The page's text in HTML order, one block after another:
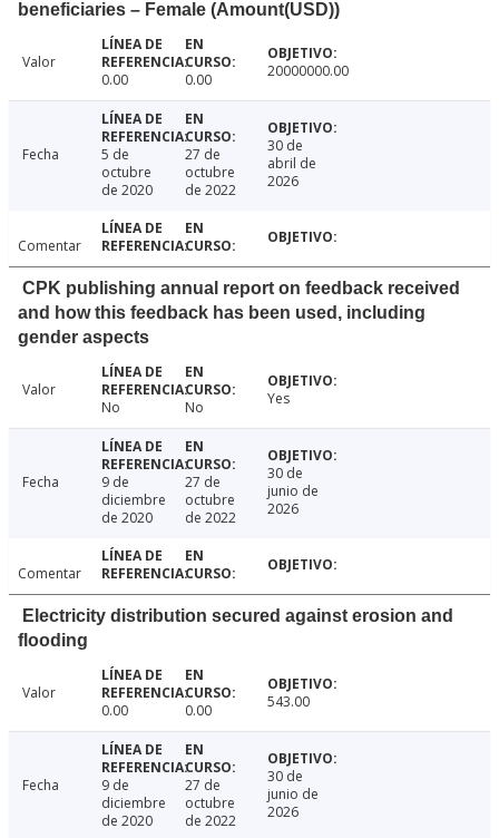
beneficiaries – Female (Amount(USD))
Valor
0.00
0.00 20000000.00
Fecha
5 de
octubre
de 2020
27 de
octubre
de 2022
30 de
abril de
2026
Comentar
CPK publishing annual report on feedback received
and how this feedback has been used, including
gender aspects
Valor
No
No Yes
Fecha
9 de
diciembre
de 2020
27 de
octubre
de 2022
30 de
junio de
2026
Comentar
Electricity distribution secured against erosion and
flooding
Valor
0.00
0.00 543.00
Fecha
9 de
diciembre
de 2020
27 de
octubre
de 2022
30 de
junio de
2026